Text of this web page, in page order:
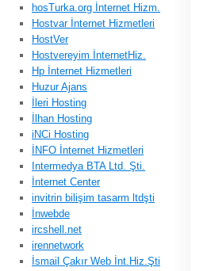
hosTurka.org İnternet Hizm.
Hostvar İnternet Hizmetleri
HostVer
Hostvereyim İnternetHiz.
Hp İnternet Hizmetleri
Huzur Ajans
İleri Hosting
İlhan Hosting
iNCi Hosting
İNFO İnternet Hizmetleri
Intermedya BTA Ltd. Şti.
İnternet Center
invitrin bilişim tasarm ltdşti
İnwebde
ircshell.net
irennetwork
İsmail Çakır Web İnt.Hiz.Şti